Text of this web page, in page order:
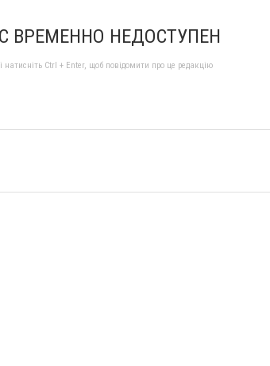
ВРЕМЕННО НЕДОСТУПЕН
Ctrl + Enter, щоб повідомити про це редакцію